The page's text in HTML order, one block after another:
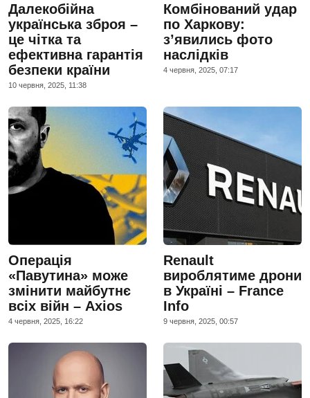
Далекобійна
українська зброя –
це чітка та
ефективна гарантія
безпеки країни
10 червня, 2025, 11:38
Комбінований удар
по Харкову:
з’явились фото
наслідків
4 червня, 2025, 07:17
Операція
«Павутина» може
змінити майбутнє
всіх війн – Axios
4 червня, 2025, 16:22
Renault
вироблятиме дрони
в Україні – France
Info
9 червня, 2025, 00:57